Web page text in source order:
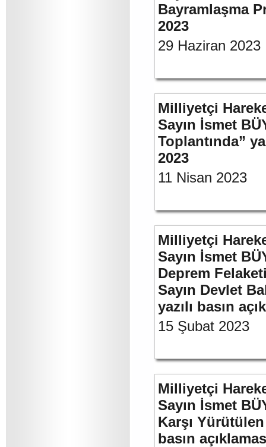
Bayramlaşma
2023
29 Haziran 2023
Milliyetçi
Sayın İsmet
Toplantında”
2023
11 Nisan 2023
Milliyetçi
Sayın İsmet
Deprem
Sayın Devlet
yazılı basın
15 Şubat 2023
Milliyetçi
Sayın İsmet
Karşı Yürütülen
basın